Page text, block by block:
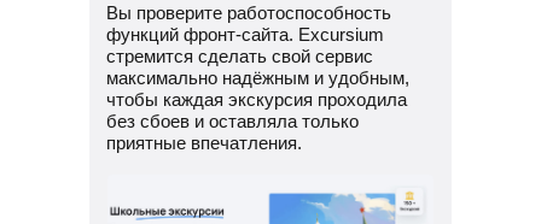
Вы проверите работоспособность
функций фронт-сайта. Excursium
стремится сделать свой сервис
максимально надёжным и удобным,
чтобы каждая экскурсия проходила
без сбоев и оставляла только
приятные впечатления.